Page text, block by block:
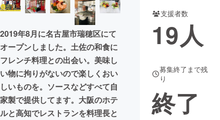
2019年8月に名古屋市瑞穂区にて
オープンしました。土佐の和食に
フレンチ料理との出会い。美味し
い物に拘りがないので楽しくおい
しいものを。ソースなどすべて自
家製で提供してます。大阪のホテ
ルと高知でレストランを料理長と
支援者数
19人
募集終了まで残
り
終了